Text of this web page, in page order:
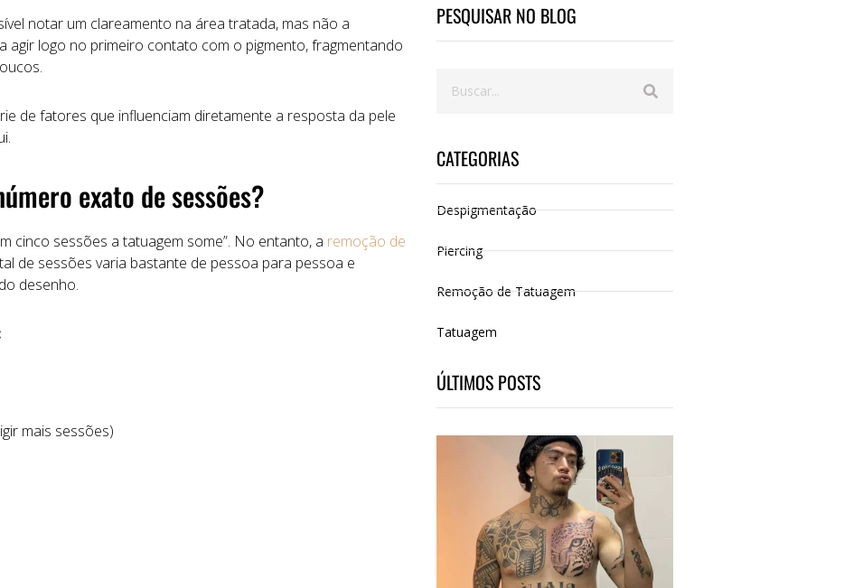
notar um clareamento na áreatratada, mas não a
a agir logo no primeiro contato com o pigmento,fragmentando
de fatores que influenciam diretamente a resposta da pele
exato desessões?
cinco sessões atatuagem some”. No entanto, a remoção de
de sessões varia bastante de pessoa para pessoa e
do desenho.
mais sessões)
PESQUISAR NO BLOG
CATEGORIAS
Despigmentação
Piercing
Remoção de Tatuagem
Tatuagem
ÚLTIMOS POSTS